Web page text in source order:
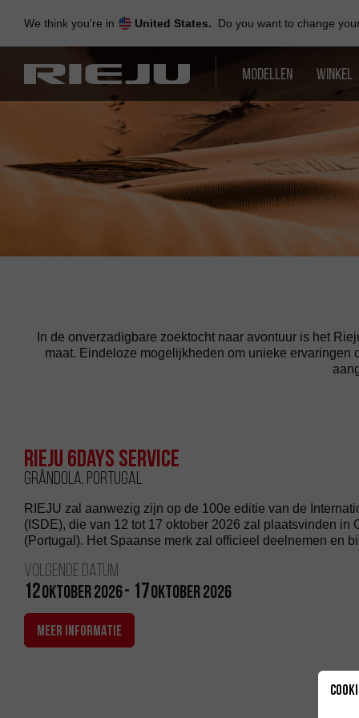
content
We think you're in United States. Do you want to change
MODELLEN WINKEL
In de onverzadigbare zoektocht naar avontuur is het
maat. Eindeloze mogelijkheden om unieke ervaringen
Rieju 6Days Service
Grândola, Portugal
RIEJU zal aanwezig zijn op de 100e editie van de
(ISDE), die van 12 tot 17 oktober 2026 zal plaatsvinden in
(Portugal). Het Spaanse merk zal officieel deelnemen en
Volgende datum
12oktober 2026- 17oktober 2026
MEER INFORMATIE